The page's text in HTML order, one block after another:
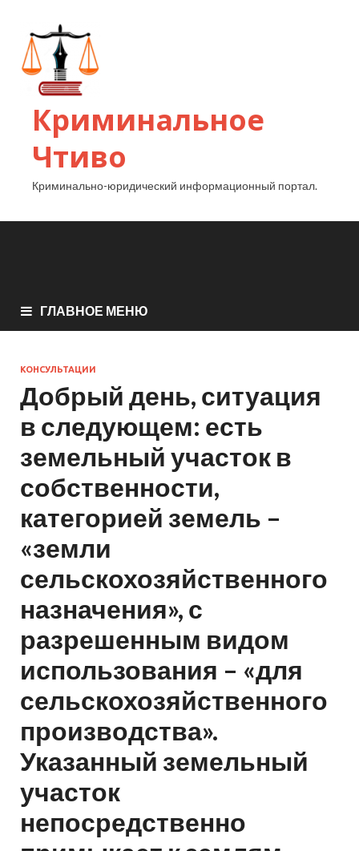
Криминальное
Чтиво
Криминально-юридический информационный портал.
ГЛАВНОЕ МЕНЮ
КОНСУЛЬТАЦИИ
Добрый день, ситуация
в следующем: есть
земельный участок в
собственности,
категорией земель –
«земли
сельскохозяйственного
назначения», с
разрешенным видом
использования – «для
сельскохозяйственного
производства».
Указанный земельный
участок
непосредственно